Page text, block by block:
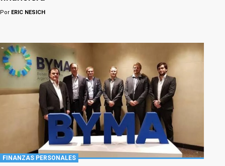
Por ERIC NESICH
FINANZAS PERSONALES